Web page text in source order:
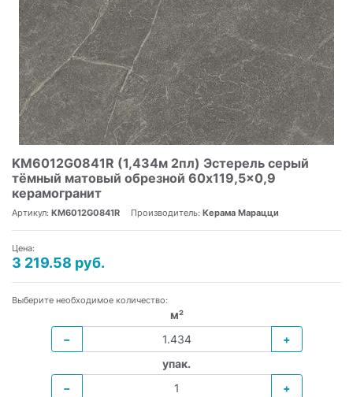
KM6012G0841R (1,434м 2пл) Эстерель серый
тёмный матовый обрезной 60x119,5x0,9
керамогранит
Артикул: KM6012G0841R Производитель: Керама Марацци
Цена:
3 219.58 руб.
Выберите необходимое количество:
м²
−
+
упак.
−
+